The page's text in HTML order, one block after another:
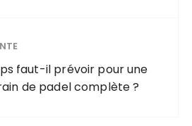
faut-il prévoir pour une
de padel complète ?